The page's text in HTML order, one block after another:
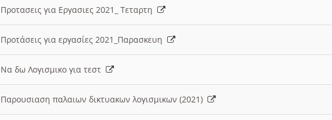
Προτασεις για Εργασιες 2021_ Τεταρτη
Προτάσεις για εργασίες 2021_Παρασκευη
Να δω Λογισμικο για τεστ
Παρουσιαση παλαιων δικτυακων λογισμικων (2021)